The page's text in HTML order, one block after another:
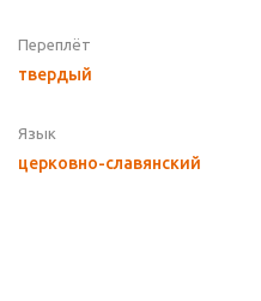
Переплёт
твердый
Язык
церковно-славянский